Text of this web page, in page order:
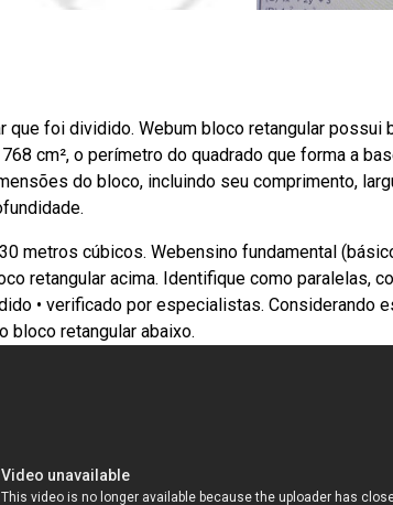
que foi dividido. Webum bloco retangular possui
cm², o perímetro do quadrado que forma a
do bloco, incluindo seu comprimento,
metros cúbicos. Webensino fundamental
retangular acima. Identifique como paralelas,
• verificado por especialistas. Considerando
bloco retangular abaixo.